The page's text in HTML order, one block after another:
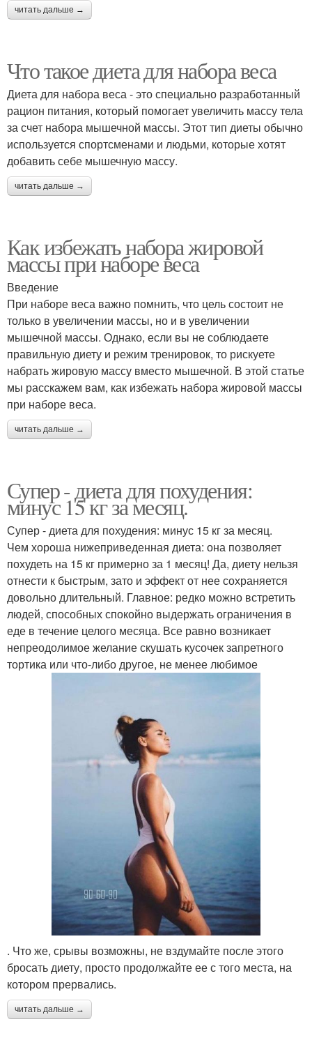
читать дальше →
Что такое диета для набора веса
Диета для набора веса - это специально разработанный
рацион питания, который помогает увеличить массу тела
за счет набора мышечной массы. Этот тип диеты обычно
используется спортсменами и людьми, которые хотят
добавить себе мышечную массу.
читать дальше →
Как избежать набора жировой
массы при наборе веса
Введение
При наборе веса важно помнить, что цель состоит не
только в увеличении массы, но и в увеличении
мышечной массы. Однако, если вы не соблюдаете
правильную диету и режим тренировок, то рискуете
набрать жировую массу вместо мышечной. В этой статье
мы расскажем вам, как избежать набора жировой массы
при наборе веса.
читать дальше →
Супер - диета для похудения:
минус 15 кг за месяц.
Супер - диета для похудения: минус 15 кг за месяц.
Чем хороша нижеприведенная диета: она позволяет
похудеть на 15 кг примерно за 1 месяц! Да, диету нельзя
отнести к быстрым, зато и эффект от нее сохраняется
довольно длительный. Главное: редко можно встретить
людей, способных спокойно выдержать ограничения в
еде в течение целого месяца. Все равно возникает
непреодолимое желание скушать кусочек запретного
тортика или что-либо другое, не менее любимое
. Что же, срывы возможны, не вздумайте после этого
бросать диету, просто продолжайте ее с того места, на
котором прервались.
читать дальше →